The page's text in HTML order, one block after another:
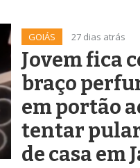
GOIÁS 27 dias atrás
Jovem fica
braço
em portão
tentar
de casa em